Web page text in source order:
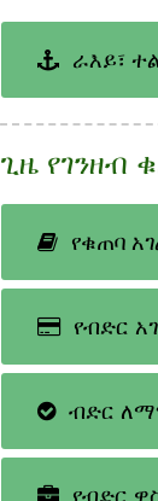
ራእይ፣
ጊዜ የገንዘብ
የቁጠባ
የብድር
ብድር